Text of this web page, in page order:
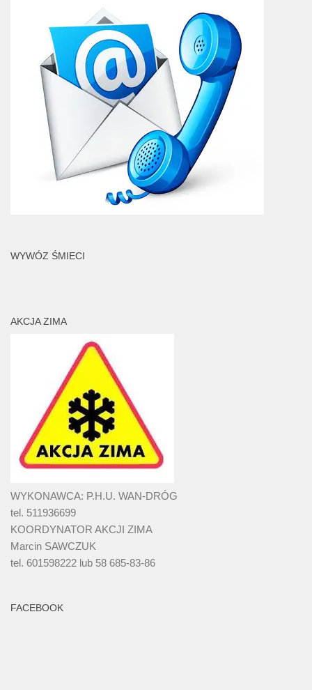
WYWÓZ ŚMIECI
AKCJA ZIMA
WYKONAWCA: P.H.U. WAN-DRÓG
tel. 511936699
KOORDYNATOR AKCJI ZIMA
Marcin SAWCZUK
tel. 601598222 lub 58 685-83-86
FACEBOOK